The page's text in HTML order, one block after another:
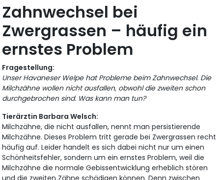
Zahnwechsel bei
Zwergrassen – häufig ein
ernstes Problem
Fragestellung:
Unser Havaneser Welpe hat Probleme beim Zahnwechsel. Die
Milchzähne wollen nicht ausfallen, obwohl die zweiten schon
durchgebrochen sind. Was kann man tun?
Tierärztin Barbara Welsch:
Milchzähne, die nicht ausfallen, nennt man persistierende
Milchzähne. Dieses Problem tritt gerade bei Zwergrassen recht
häufig auf. Leider handelt es sich dabei nicht nur um einen
Schönheitsfehler, sondern um ein ernstes Problem, weil die
Milchzähne die normale Gebissentwicklung erheblich stören
und die zweiten Zähne schädigen können. Denn zwischen